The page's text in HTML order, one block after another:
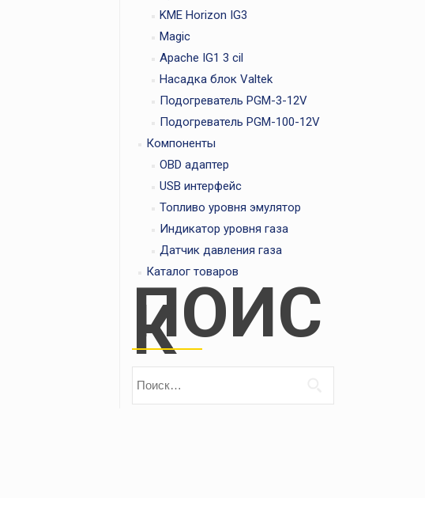
KME Horizon IG3
Magic
Apache IG1 3 cil
Насадка блок Valtek
Подогреватель PGM-3-12V
Подогреватель PGM-100-12V
Компоненты
OBD адаптер
USB интерфейс
Топливо уровня эмулятор
Индикатор уровня газа
Датчик давления газа
Каталог товаров
ПОИС
К